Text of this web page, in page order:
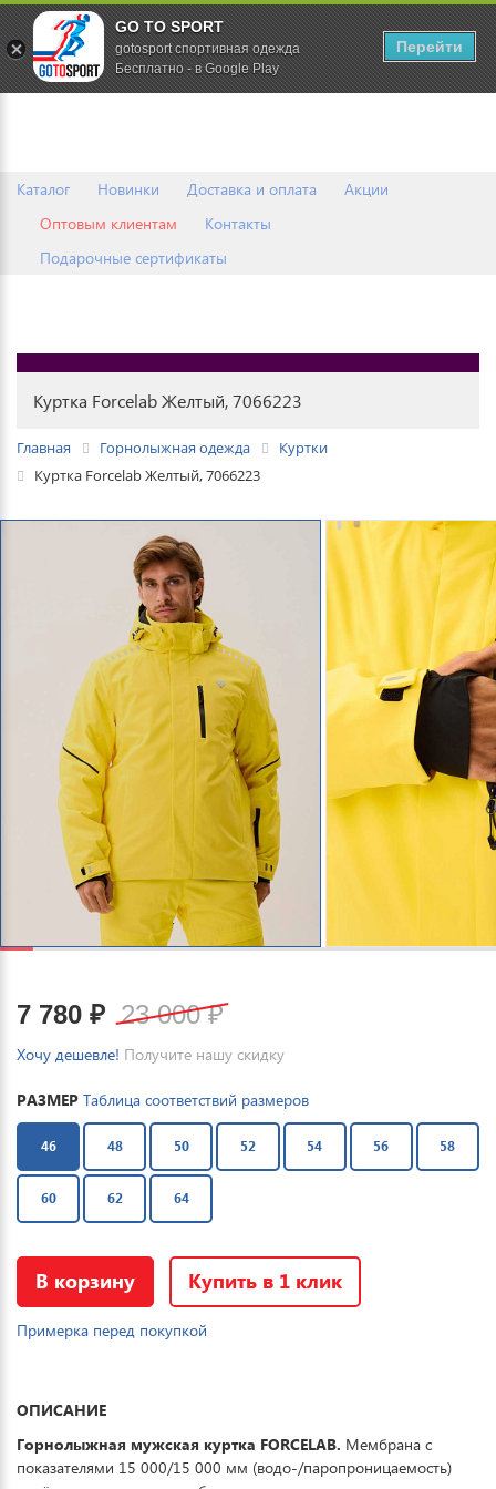
Каталог Новинки Доставка и оплата
Акции
Оптовым клиентам
Контакты
Подарочные сертификаты
0
Куртка Forcelab Желтый, 7066223
Главная Горнолыжная одежда
Куртки
Куртка Forcelab Желтый, 7066223
7 780 ₽ 23 000₽
Хочу дешевле! Получите нашу скидку
РАЗМЕР Таблица соответствий размеров
46 48 50 52 54 56 58
60 62 64
В корзину Купить в 1 клик
Примерка перед покупкой
ОПИСАНИЕ
Горнолыжная мужская куртка FORCELAB. Мембрана с
показателями 15 000/15 000 мм (водо-/паропроницаемость)
GO TO SPORT
gotosport спортивная одежда
Бесплатно - в Google Play
Перейти